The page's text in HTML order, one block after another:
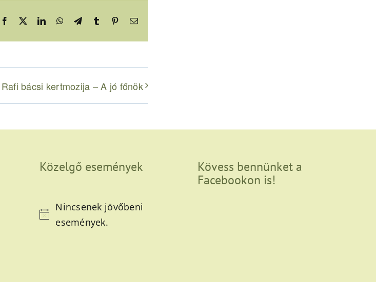
Facebook LinkedInWhatsApp
TelegramTumblr PinterestEmail:
Rafi bácsi kertmozija – A jó főnök
Közelgő események
Notice
Nincsenek jövőbeni
események.
Kövess bennünket a
Facebookon is!